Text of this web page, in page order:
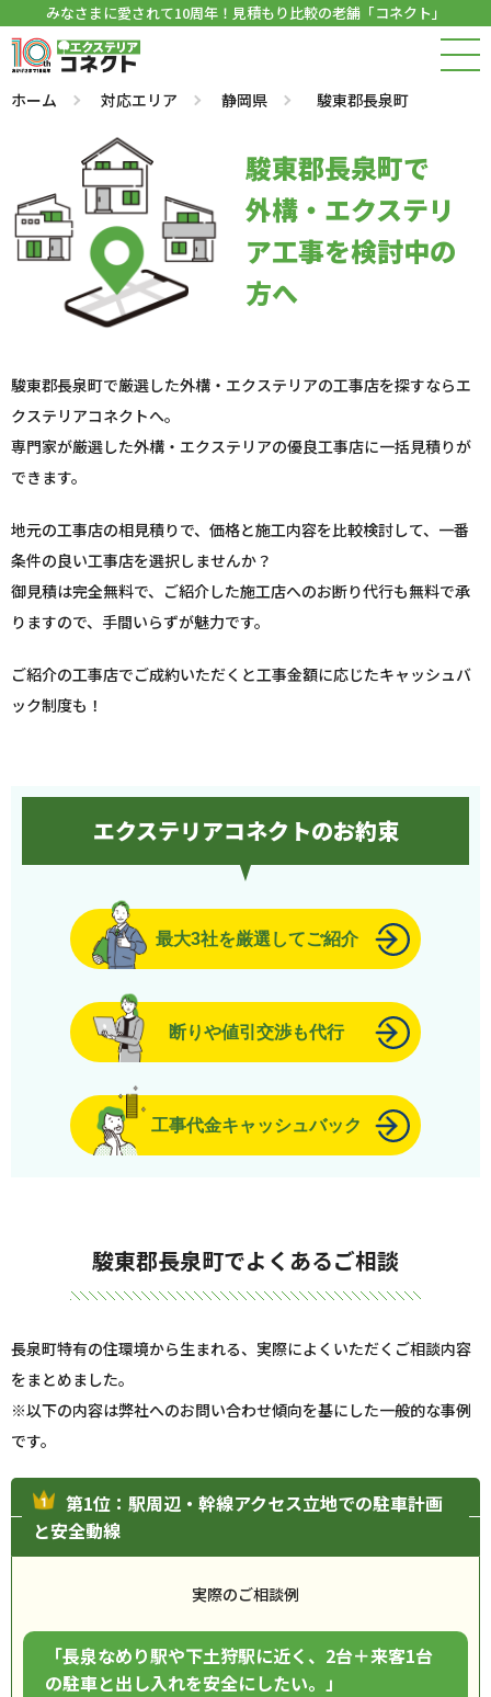
みなさまに愛されて10周年！見積もり比較の老舗「コネクト」
ホーム 対応エリア 静岡県 駿東郡長泉町
駿東郡長泉町で
外構・エクステリ
ア工事を検討中の
方へ
駿東郡長泉町で厳選した外構・エクステリアの工事店を探すならエ
クステリアコネクトへ。
専門家が厳選した外構・エクステリアの優良工事店に一括見積りが
できます。
地元の工事店の相見積りで、価格と施工内容を比較検討して、一番
条件の良い工事店を選択しませんか？
御見積は完全無料で、ご紹介した施工店へのお断り代行も無料で承
りますので、手間いらずが魅力です。
ご紹介の工事店でご成約いただくと工事金額に応じたキャッシュバ
ック制度も！
エクステリアコネクトのお約束
最大3社を厳選してご紹介
断りや値引交渉も代行
工事代金キャッシュバック
駿東郡長泉町でよくあるご相談
長泉町特有の住環境から生まれる、実際によくいただくご相談内容
をまとめました。
※以下の内容は弊社へのお問い合わせ傾向を基にした一般的な事例
です。
第1位：駅周辺・幹線アクセス立地での駐車計画
と安全動線
実際のご相談例
「長泉なめり駅や下土狩駅に近く、2台＋来客1台
の駐車と出し入れを安全にしたい。」